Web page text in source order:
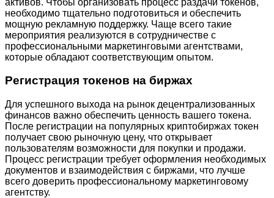
необходимо тщательно подготовиться и обеспечить
мощную рекламную поддержку. Чаще всего такие
мероприятия реализуются в сотрудничестве с
профессиональными маркетинговыми агентствами,
которые обладают соответствующим опытом.
Регистрация токенов на биржах
Для успешного выхода на рынок децентрализованных
финансов важно обеспечить ценность вашего токена.
После регистрации на популярных криптобиржах токен
получает свою рыночную цену, что открывает
пользователям возможности для покупки и продажи.
Процесс регистрации требует оформления необходимых
документов и взаимодействия с биржами, что лучше
всего доверить профессиональному маркетинговому
агентству.